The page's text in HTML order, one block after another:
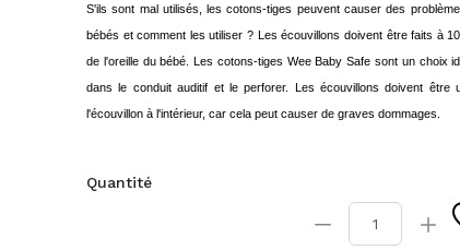
S'ils sont mal utilisés, les cotons-tiges peuvent causer des
bébés et comment les utiliser ? Les écouvillons doivent être faits à
de l'oreille du bébé. Les cotons-tiges Wee Baby Safe sont un choix
dans le conduit auditif et le perforer. Les écouvillons doivent
l'écouvillon à l'intérieur, car cela peut causer de graves dommages.
Quantité